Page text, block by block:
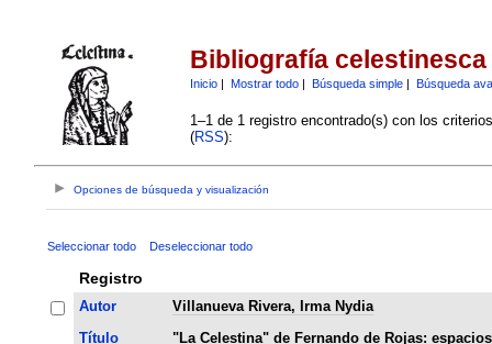
Bibliografía celestinesca
Inicio| Mostrar todo| Búsqueda simple| Búsqueda
1–1 de 1 registro encontrado(s) con los
(RSS):
Opciones de búsqueda y visualización
Seleccionar todo Deseleccionar todo
Registro
Autor
Villanueva Rivera, Irma Nydia
Título
"La Celestina" de Fernando de Rojas: